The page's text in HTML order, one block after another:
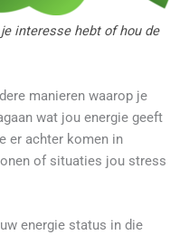
interesse hebt of hou de
manieren waarop je
wat jou energie geeft
er achter komen in
of situaties jou stress
energie status in die